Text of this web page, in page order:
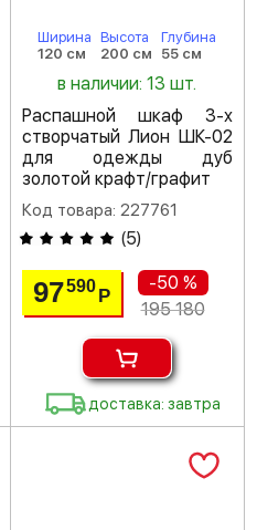
Ширина
120 см
Высота
200 см
Глубина
55 см
в наличии: 13 шт.
Распашной шкаф 3-х
створчатый Лион ШК-02
для одежды дуб
золотой крафт/графит
Код товара: 227761
(5)
97590 Р
-50 %
195 180
доставка: завтра